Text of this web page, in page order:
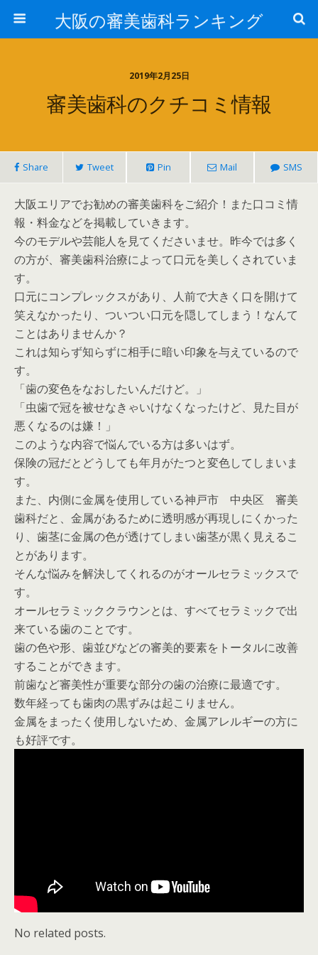
大阪の審美歯科ランキング
2019年2月25日
審美歯科のクチコミ情報
Share Tweet Pin Mail SMS
大阪エリアでお勧めの審美歯科をご紹介！また口コミ情
報・料金などを掲載していきます。
今のモデルや芸能人を見てくださいませ。昨今では多く
の方が、審美歯科治療によって口元を美しくされていま
す。
口元にコンプレックスがあり、人前で大きく口を開けて
笑えなかったり、ついつい口元を隠してしまう！なんて
ことはありませんか？
これは知らず知らずに相手に暗い印象を与えているので
す。
「歯の変色をなおしたいんだけど。」
「虫歯で冠を被せなきゃいけなくなったけど、見た目が
悪くなるのは嫌！」
このような内容で悩んでいる方は多いはず。
保険の冠だとどうしても年月がたつと変色してしまいま
す。
また、内側に金属を使用している神戸市 中央区 審美
歯科だと、金属があるために透明感が再現しにくかった
り、歯茎に金属の色が透けてしまい歯茎が黒く見えるこ
とがあります。
そんな悩みを解決してくれるのがオールセラミックスで
す。
オールセラミッククラウンとは、すべてセラミックで出
来ている歯のことです。
歯の色や形、歯並びなどの審美的要素をトータルに改善
することができます。
前歯など審美性が重要な部分の歯の治療に最適です。
数年経っても歯肉の黒ずみは起こりません。
金属をまったく使用しないため、金属アレルギーの方に
も好評です。
No related posts.